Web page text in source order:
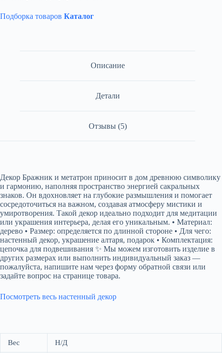
Подборка товаров Каталог
Описание
Детали
Отзывы (5)
Декор Бражник и метатрон приносит в дом древнюю символику
и гармонию, наполняя пространство энергией сакральных
знаков. Он вдохновляет на глубокие размышления и помогает
сосредоточиться на важном, создавая атмосферу мистики и
умиротворения. Такой декор идеально подходит для медитации
или украшения интерьера, делая его уникальным. • Материал:
дерево • Размер: определяется по длинной стороне • Для чего:
настенный декор, украшение алтаря, подарок • Комплектация:
цепочка для подвешивания ✨ Мы можем изготовить изделие в
других размерах или выполнить индивидуальный заказ —
пожалуйста, напишите нам через форму обратной связи или
задайте вопрос на странице товара.
Посмотреть весь настенный декор
Вес Н/Д